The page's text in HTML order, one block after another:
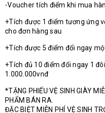
-Voucher tích điểm khi mua
+Tích được 1 điểm tương ứng
cho đơn hàng sau
+Tích được 5 điểm đổi ngay
+Tích đủ 10 điểm đổi ngay 1
1.000.000vnđ
*TẶNG PHIẾU VỆ SINH GIÀY
PHẨM BÁN RA.
ĐẶC BIỆT MIỄN PHÍ VỆ SINH